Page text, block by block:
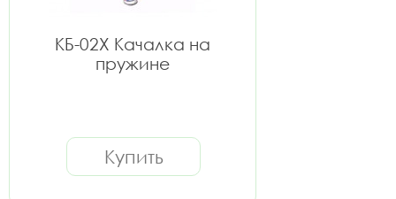
КБ-02Х Качалка на
пружине
Купить